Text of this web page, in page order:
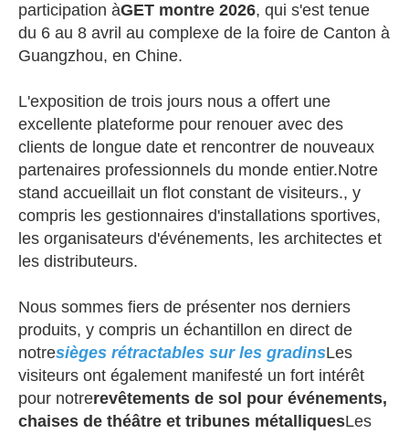
participation àGET montre 2026, qui s'est tenue
du 6 au 8 avril au complexe de la foire de Canton à
Guangzhou, en Chine.
L'exposition de trois jours nous a offert une
excellente plateforme pour renouer avec des
clients de longue date et rencontrer de nouveaux
partenaires professionnels du monde entier.Notre
stand accueillait un flot constant de visiteurs., y
compris les gestionnaires d'installations sportives,
les organisateurs d'événements, les architectes et
les distributeurs.
Nous sommes fiers de présenter nos derniers
produits, y compris un échantillon en direct de
notresièges rétractables sur les gradinsLes
visiteurs ont également manifesté un fort intérêt
pour notrerevêtements de sol pour événements,
chaises de théâtre et tribunes métalliquesLes